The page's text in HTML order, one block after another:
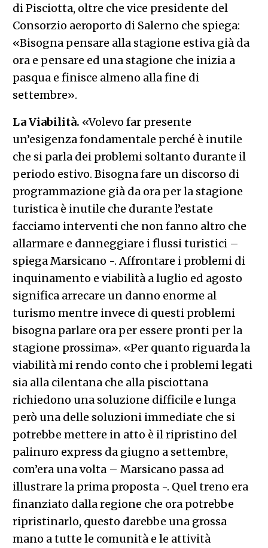
di Pisciotta, oltre che vice presidente del
Consorzio aeroporto di Salerno che spiega:
«Bisogna pensare alla stagione estiva già da
ora e pensare ed una stagione che inizia a
pasqua e finisce almeno alla fine di
settembre».
La Viabilità. «Volevo far presente
un’esigenza fondamentale perché è inutile
che si parla dei problemi soltanto durante il
periodo estivo. Bisogna fare un discorso di
programmazione già da ora per la stagione
turistica è inutile che durante l’estate
facciamo interventi che non fanno altro che
allarmare e danneggiare i flussi turistici –
spiega Marsicano -. Affrontare i problemi di
inquinamento e viabilità a luglio ed agosto
significa arrecare un danno enorme al
turismo mentre invece di questi problemi
bisogna parlare ora per essere pronti per la
stagione prossima». «Per quanto riguarda la
viabilità mi rendo conto che i problemi legati
sia alla cilentana che alla pisciottana
richiedono una soluzione difficile e lunga
però una delle soluzioni immediate che si
potrebbe mettere in atto è il ripristino del
palinuro express da giugno a settembre,
com’era una volta – Marsicano passa ad
illustrare la prima proposta -. Quel treno era
finanziato dalla regione che ora potrebbe
ripristinarlo, questo darebbe una grossa
mano a tutte le comunità e le attività